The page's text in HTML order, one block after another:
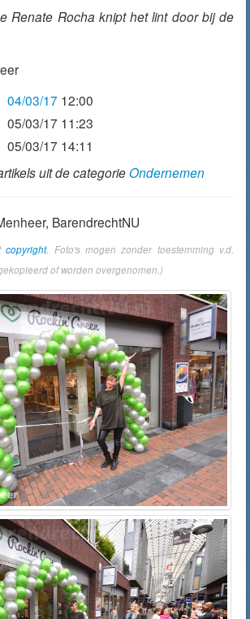
Renate Rocha knipt het lint door bij de
04/03/17 12:00
05/03/17 11:23
05/03/17 14:11
uit de categorieOndernemen
BarendrechtNU
copyright. Foto's mogen zonder toestemming v.d.
of worden overgenomen.)